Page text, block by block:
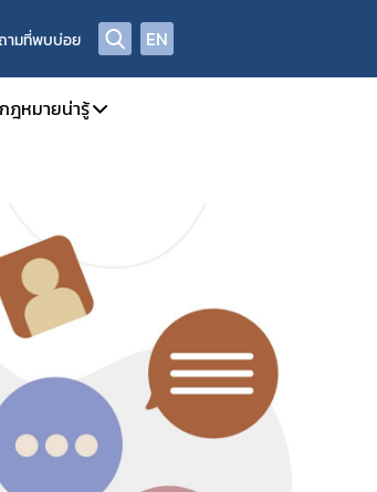
ามที่พบบ่อย EN
รณาวินิจฉัย และการจ่ายเงินสินบนนำจับ
ใช่ยาเสพติดให้โทษ
วปลอม
กฎหมายน่ารู้
กฎหมายที่เกี่ยวข้องกับการโฆษณา